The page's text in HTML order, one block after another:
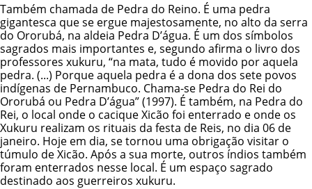
Também chamada de Pedra do Reino. É uma pedra
gigantesca que se ergue majestosamente, no alto da serra
do Ororubá, na aldeia Pedra D’água. É um dos símbolos
sagrados mais importantes e, segundo afirma o livro dos
professores xukuru, “na mata, tudo é movido por aquela
pedra. (...) Porque aquela pedra é a dona dos sete povos
indígenas de Pernambuco. Chama-se Pedra do Rei do
Ororubá ou Pedra D’água” (1997). É também, na Pedra do
Rei, o local onde o cacique Xicão foi enterrado e onde os
Xukuru realizam os rituais da festa de Reis, no dia 06 de
janeiro. Hoje em dia, se tornou uma obrigação visitar o
túmulo de Xicão. Após a sua morte, outros índios também
foram enterrados nesse local. É um espaço sagrado
destinado aos guerreiros xukuru.